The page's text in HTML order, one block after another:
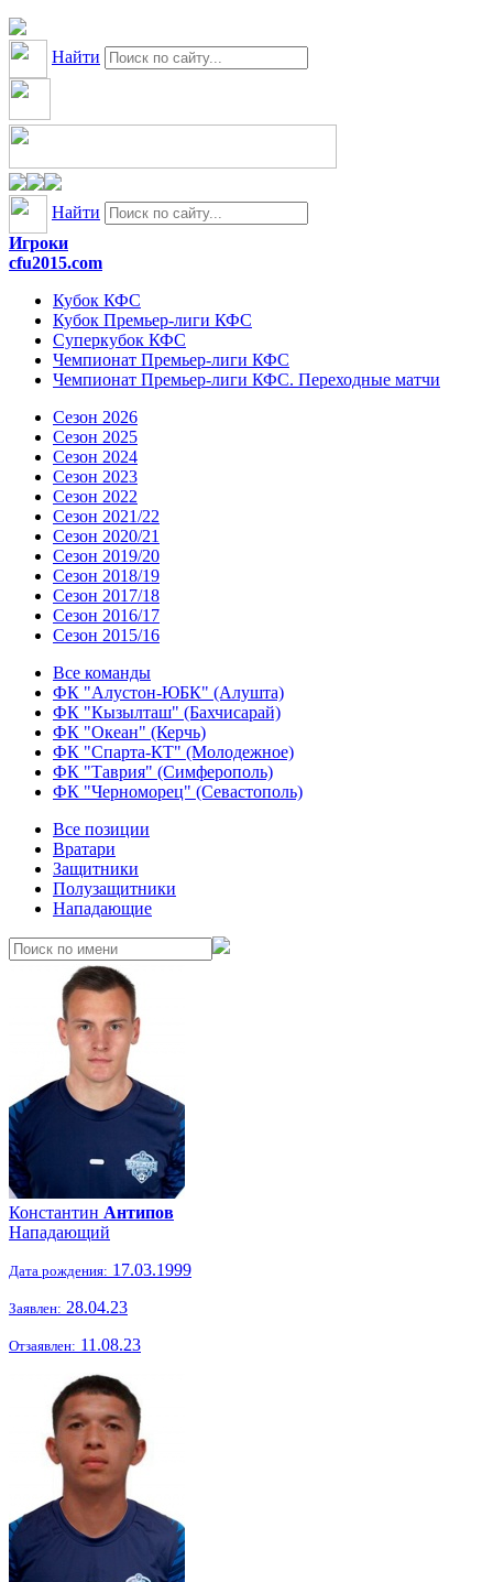
Найти
Найти
Игроки
cfu2015.com
Кубок КФС
Кубок Премьер-лиги КФС
Суперкубок КФС
Чемпионат Премьер-лиги КФС
Чемпионат Премьер-лиги КФС. Переходные матчи
Сезон 2026
Сезон 2025
Сезон 2024
Сезон 2023
Сезон 2022
Сезон 2021/22
Сезон 2020/21
Сезон 2019/20
Сезон 2018/19
Сезон 2017/18
Сезон 2016/17
Сезон 2015/16
Все команды
ФК "Алустон-ЮБК" (Алушта)
ФК "Кызылташ" (Бахчисарай)
ФК "Океан" (Керчь)
ФК "Спарта-КТ" (Молодежное)
ФК "Таврия" (Симферополь)
ФК "Черноморец" (Севастополь)
Все позиции
Вратари
Защитники
Полузащитники
Нападающие
Константин Антипов
Нападающий
Дата рождения: 17.03.1999
Заявлен: 28.04.23
Отзаявлен: 11.08.23